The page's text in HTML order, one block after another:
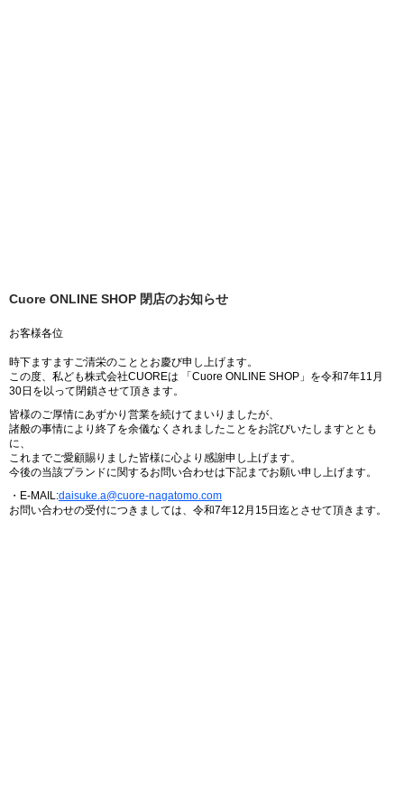
Cuore ONLINE SHOP 閉店のお知らせ
お客様各位
時下ますますご清栄のこととお慶び申し上げます。
この度、私ども株式会社CUOREは 「Cuore ONLINE SHOP」を令和7年11月
30日を以って閉鎖させて頂きます。
皆様のご厚情にあずかり営業を続けてまいりましたが、
諸般の事情により終了を余儀なくされましたことをお詫びいたしますととも
に、
これまでご愛顧賜りました皆様に心より感謝申し上げます。
今後の当該プランドに関するお問い合わせは下記までお願い申し上げます。
・E-MAIL:daisuke.a@cuore-nagatomo.com
お問い合わせの受付につきましては、令和7年12月15日迄とさせて頂きます。